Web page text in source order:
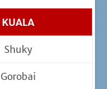
KUALA
Shuky
Goro­bai